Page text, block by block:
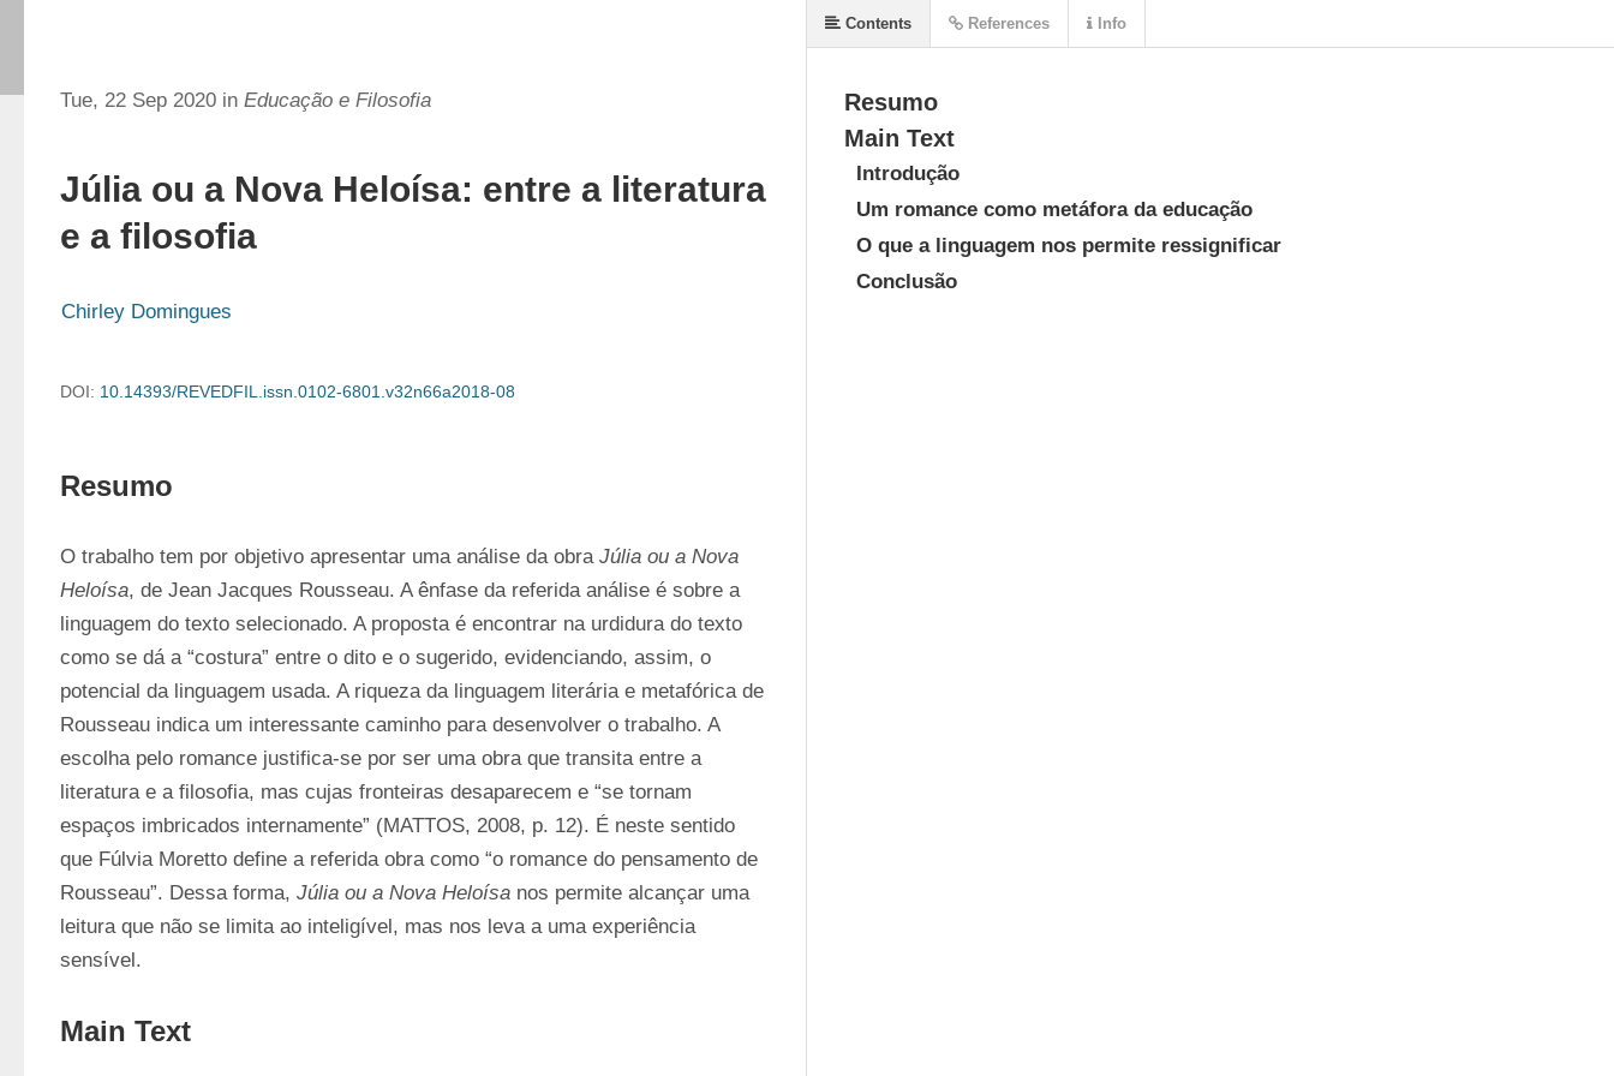
Tue, 22 Sep 2020 in Educação e Filosofia
Júlia ou a Nova Heloísa: entre a literatura
e a filosofia
Chirley Domingues
DOI: 10.14393/REVEDFIL.issn.0102-6801.v32n66a2018-08
Resumo
O trabalho tem por objetivo apresentar uma análise da obra Júlia ou a Nova
Heloísa, de Jean Jacques Rousseau. A ênfase da referida análise é sobre a
linguagem do texto selecionado. A proposta é encontrar na urdidura do texto
como se dá a “costura” entre o dito e o sugerido, evidenciando, assim, o
potencial da linguagem usada. A riqueza da linguagem literária e metafórica de
Rousseau indica um interessante caminho para desenvolver o trabalho. A
escolha pelo romance justifica-se por ser uma obra que transita entre a
literatura e a filosofia, mas cujas fronteiras desaparecem e “se tornam
espaços imbricados internamente” (MATTOS, 2008, p. 12). É neste sentido
que Fúlvia Moretto define a referida obra como “o romance do pensamento de
Rousseau”. Dessa forma, Júlia ou a Nova Heloísa nos permite alcançar uma
leitura que não se limita ao inteligível, mas nos leva a uma experiência
sensível.
Main Text
Resumo
Main Text
Introdução
Um romance como metáfora da educação
O que a linguagem nos permite ressignificar
Conclusão
Contents References Info